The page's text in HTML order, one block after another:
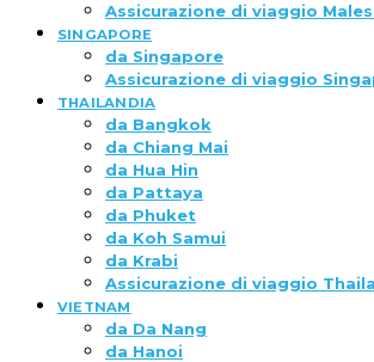
Assicurazione di viaggio
SINGAPORE
da Singapore
Assicurazione di viaggio
THAILANDIA
da Bangkok
da Chiang Mai
da Hua Hin
da Pattaya
da Phuket
da Koh Samui
da Krabi
Assicurazione di viaggio
VIETNAM
da Da Nang
da Hanoi